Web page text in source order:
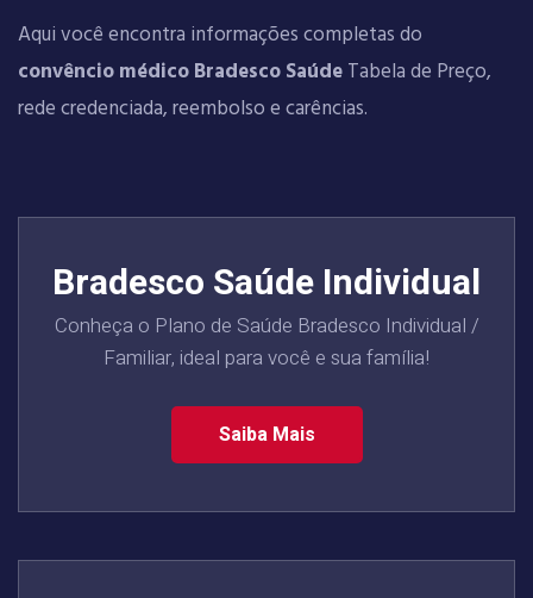
Aqui você encontra informações completas do
convêncio médico Bradesco Saúde Tabela de Preço,
rede credenciada, reembolso e carências.
Bradesco Saúde Individual
Conheça o Plano de Saúde Bradesco Individual /
Familiar, ideal para você e sua família!
Saiba Mais